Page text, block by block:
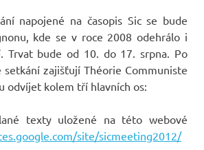
napojené na časopis Sic se bude
kde se v roce 2008 odehrálo i
Trvat bude od 10. do 17. srpna. Po
setkání zajišťují Théorie Communiste
odvíjet kolem tří hlavních os:
texty uložené na této webové
site/sicmeeting2012/